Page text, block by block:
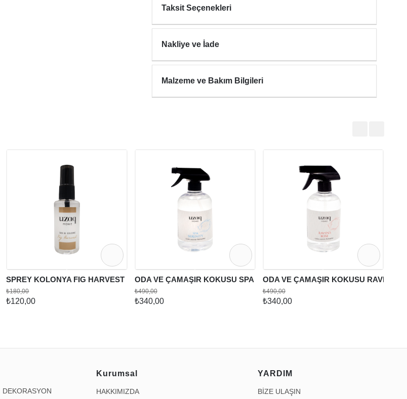
Taksit Seçenekleri
Nakliye ve İade
Malzeme ve Bakım Bilgileri
SPREY KOLONYA FIG HARVEST
₺120,00
₺180,00
ODA VE ÇAMAŞIR KOKUSU SPA SERENITY
₺340,00
₺490,00
ODA VE ÇAMAŞIR KOKUSU RAVEN'S
₺340,00
₺490,00
DEKORASYON
Kurumsal
HAKKIMIZDA
YARDIM
BİZE ULAŞIN